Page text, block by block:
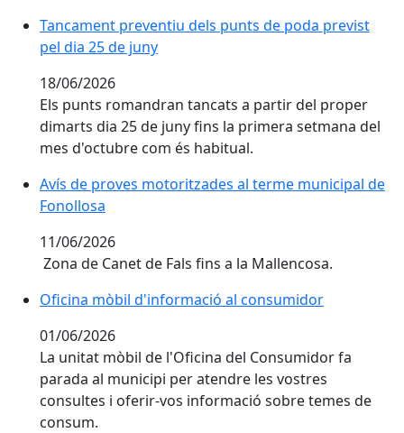
Tancament preventiu dels punts de poda previst
pel dia 25 de juny
18/06/2026
Els punts romandran tancats a partir del proper
dimarts dia 25 de juny fins la primera setmana del
mes d'octubre com és habitual.
Avís de proves motoritzades al terme municipal de
Avís de proves motoritzades al terme municipal de
Fonollosa
11/06/2026
Zona de Canet de Fals fins a la Mallencosa.
Oficina mòbil d'informació al consumidor
01/06/2026
La unitat mòbil de l'Oficina del Consumidor fa
parada al municipi per atendre les vostres
consultes i oferir-vos informació sobre temes de
consum.